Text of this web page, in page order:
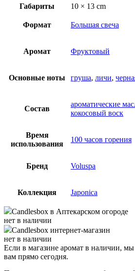
Габариты
10 × 13 cm
Формат Большая свеча
Аромат Фруктовый
Основные ноты груша, личи,
Состав
ароматические
кокосовый воск
Время
использования
100 часов горения
Бренд Voluspa
Коллекция Japonica
Candlesbox в Аптекарском огороде
нет в наличии
Candlesbox интернет-магазин
нет в наличии
Если в магазине аромат в наличии,
вам прямо сегодня.